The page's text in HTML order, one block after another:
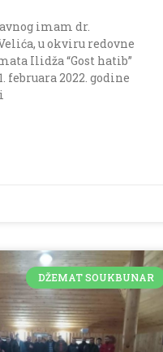
imam dr.
u okviru redovne
Ilidža “Gost hatib”
februara 2022. godine
DŽEMAT SOUKBUNAR